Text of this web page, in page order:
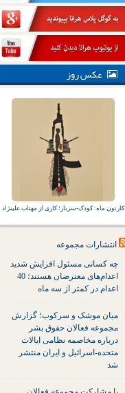
عکس روز
کارتون ماه: کودک-سرباز؛ کاری از مهتاب علینژاد
انتشارات مجموعه
چه کسانی مسئول افزایش شدید
اعدام‌های معترضان هستند؛ 40
اعدام در کمتر از سه ماه
میان موشک و سرکوب؛ گزارش
مجموعه فعالان حقوق بشر
درباره مخاصمه نظامی ایالات
متحده-اسرائیل و ایران منتشر
شد